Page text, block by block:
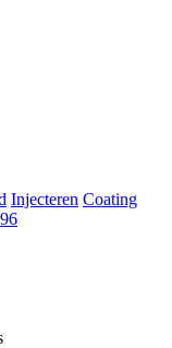
Injecteren Coating